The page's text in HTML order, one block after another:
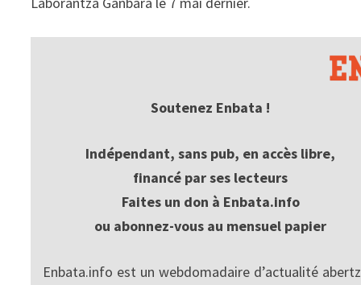
Soutenez Enbata !
Indépendant, sans pub, en accès libre,
financé par ses lecteurs
Faites un don à Enbata.info
ou abonnez-vous au mensuel papier
Enbata.info est un webdomadaire d’actualité